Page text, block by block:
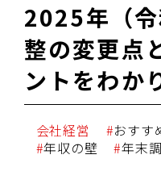
2025年（
整の変更点
ントをわか
会社経営 おすす
年収の壁
年末